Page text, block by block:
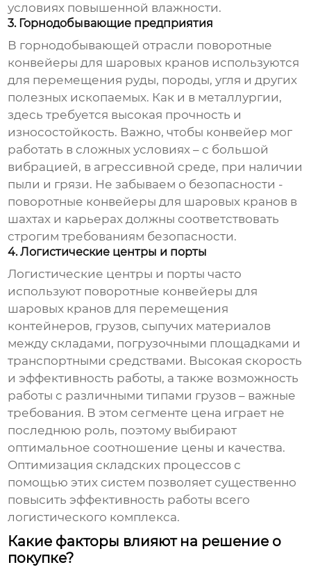
условиях повышенной влажности.
3. Горнодобывающие предприятия
В горнодобывающей отрасли поворотные
конвейеры для шаровых кранов используются
для перемещения руды, породы, угля и других
полезных ископаемых. Как и в металлургии,
здесь требуется высокая прочность и
износостойкость. Важно, чтобы конвейер мог
работать в сложных условиях – с большой
вибрацией, в агрессивной среде, при наличии
пыли и грязи. Не забываем о безопасности -
поворотные конвейеры для шаровых кранов в
шахтах и карьерах должны соответствовать
строгим требованиям безопасности.
4. Логистические центры и порты
Логистические центры и порты часто
используют поворотные конвейеры для
шаровых кранов для перемещения
контейнеров, грузов, сыпучих материалов
между складами, погрузочными площадками и
транспортными средствами. Высокая скорость
и эффективность работы, а также возможность
работы с различными типами грузов – важные
требования. В этом сегменте цена играет не
последнюю роль, поэтому выбирают
оптимальное соотношение цены и качества.
Оптимизация складских процессов с
помощью этих систем позволяет существенно
повысить эффективность работы всего
логистического комплекса.
Какие факторы влияют на решение о
покупке?